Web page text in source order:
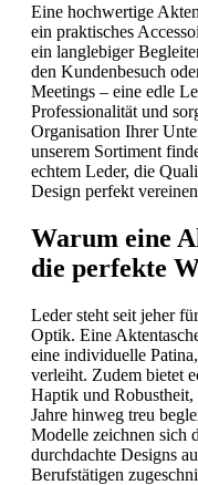
Eine hochwertige
ein praktisches
ein langlebiger
den Kundenbesuch
Meetings – eine edle
Professionalität und
Organisation Ihrer
unserem Sortiment
echtem Leder, die
Design perfekt
Warum eine
die perfekte
Leder steht seit jeher
Optik. Eine
eine individuelle
verleiht. Zudem bietet
Haptik und Robustheit,
Jahre hinweg treu
Modelle zeichnen sich
durchdachte Designs
Berufstätigen